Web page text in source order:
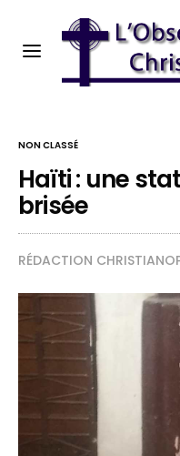
NON CLASSÉ
Haïti : une
brisée
RÉDACTION